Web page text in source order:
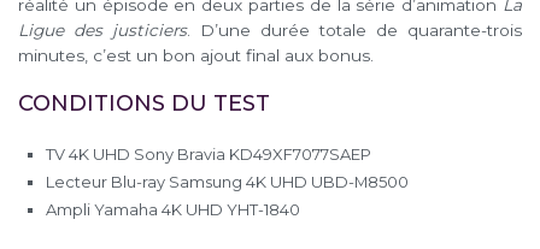
réalité un épisode en deux parties de la série d’animation La
Ligue des justiciers. D’une durée totale de quarante-trois
minutes, c’est un bon ajout final aux bonus.
CONDITIONS DU TEST
TV 4K UHD Sony Bravia KD49XF7077SAEP
Lecteur Blu-ray Samsung 4K UHD UBD-M8500
Ampli Yamaha 4K UHD YHT-1840